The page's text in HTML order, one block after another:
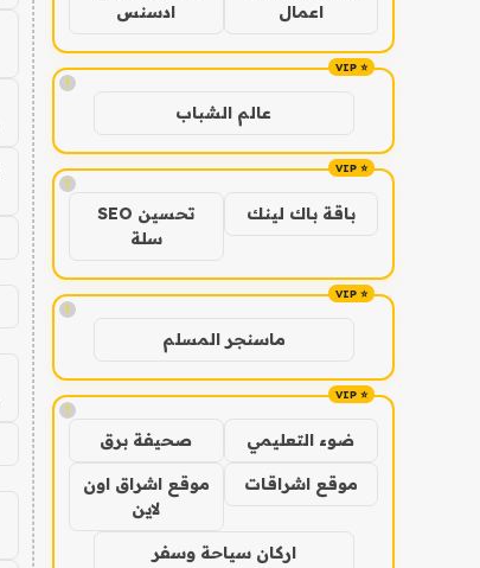
اعمال
ادسنس
!
عالم الشباب
!
باقة باك لينك
تحسين SEO
سلة
!
ماسنجر المسلم
!
ضوء التعليمي صحيفة برق
موقع اشراقات
موقع اشراق اون
لاين
اركان سياحة وسفر